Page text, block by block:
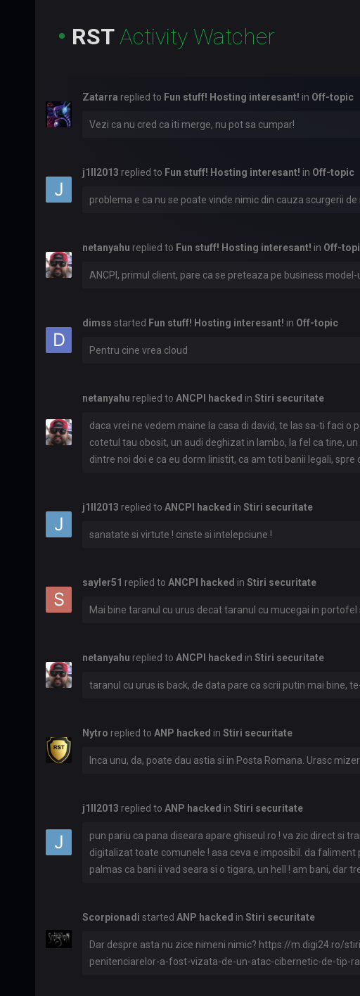
• RSTActivity Watcher
Zatarra replied to Fun stuff! Hosting interesant! in Off-topic
Vezi ca nu cred ca iti merge, nu pot sa cumpar!
j1ll2013 replied to Fun stuff! Hosting interesant! in Off-topic
problema e ca nu se poate vinde nimic din cauza scurgerii
netanyahu replied to Fun stuff! Hosting interesant! in Off-
ANCPI, primul client, pare ca se preteaza pe business model-
dimss started Fun stuff! Hosting interesant! in Off-topic
Pentru cine vrea cloud
netanyahu replied to ANCPI hacked in Stiri securitate
daca vrei ne vedem maine la casa di david, te las sa-ti faci o
cotetul tau obosit, un audi deghizat in lambo, la fel ca tine,
dintre noi doi e ca eu dorm linistit, ca am toti banii legali,
timp si bani, poate ti-ar prinde bine si niste scoala extra,
j1ll2013 replied to ANCPI hacked in Stiri securitate
sanatate si virtute ! cinste si intelepciune !
sayler51 replied to ANCPI hacked in Stiri securitate
Mai bine taranul cu urus decat taranul cu mucegai in portofel
netanyahu replied to ANCPI hacked in Stiri securitate
taranul cu urus is back, de data pare ca scrii putin mai bine,
Nytro replied to ANP hacked in Stiri securitate
Inca unu, da, poate dau astia si in Posta Romana. Urasc
j1ll2013 replied to ANP hacked in Stiri securitate
pun pariu ca pana diseara apare ghiseul.ro ! va zic direct si
digitalizat toate comunele ! asa ceva e imposibil. da
palmas ca bani ii vad seara si o tigara, un hell ! am bani, dar
Scorpionadi started ANP hacked in Stiri securitate
Dar despre asta nu zice nimeni nimic? https://m.digi24.ro/
penitenciarelor-a-fost-vizata-de-un-atac-cibernetic-de-tip-